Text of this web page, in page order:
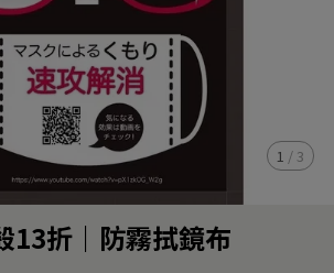
1 / 3
13折｜防霧拭鏡布